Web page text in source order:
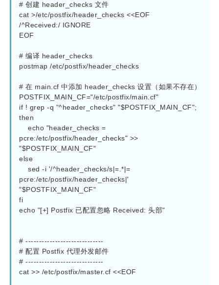
# 创建 header_checks 文件
cat >/etc/postfix/header_checks <<EOF
/^Received:/ IGNORE
EOF
# 编译 header_checks
postmap /etc/postfix/header_checks
# 在 main.cf 中添加 header_checks 设置（如果不存在）
POSTFIX_MAIN_CF="/etc/postfix/main.cf"
if ! grep -q "^header_checks" "$POSTFIX_MAIN_CF";
then
pcre:/etc/postfix/header_checks" >>
"$POSTFIX_MAIN_CF"
else
pcre:/etc/postfix/header_checks|'
"$POSTFIX_MAIN_CF"
fi
echo "[+] Postfix 已配置忽略 Received: 头部"
# -----------------------------
# 配置 Postfix 代理外发邮件
# -----------------------------
cat >> /etc/postfix/master.cf <<EOF